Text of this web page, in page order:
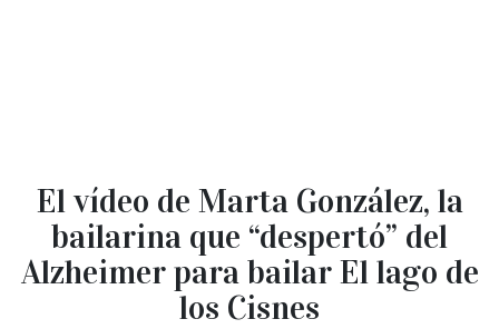
El vídeo de Marta González, la
bailarina que “despertó” del
Alzheimer para bailar El lago de
los Cisnes